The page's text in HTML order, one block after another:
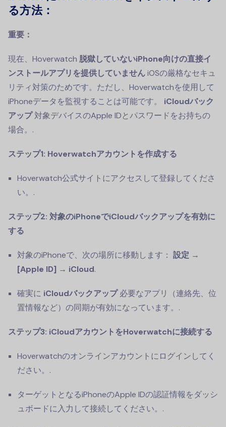
る方法：
重要：
現在、Hoverwatch 脱獄していないiPhone向けの直接イ
ンストールアプリを提供していませんiOSの厳格なセキュ
リティ対策のためです。ただし、Hoverwatchを使用して
iPhoneデータを監視することは可能です。 iCloudバック
アップ対象デバイスのApple IDとパスワードをお持ちの
場合。.
ステップ1: Hoverwatchアカウントを作成する
Hoverwatch公式サイトにアクセスして登録してくださ
い。.
ステップ2: 対象のiPhoneでiCloudバックアップを有効に
する
対象のiPhoneで、次の場所に移動します： 設定 →
[Apple ID] → iCloud.
確実に iCloudバックアップ必要なアプリ（連絡先、位
置情報など）の同期が有効になっています。.
ステップ3: iCloudアカウントをHoverwatchに接続する
Hoverwatchのオンラインアカウントにログインしてく
ださい。.
ターゲットとなるiPhoneのApple IDの認証情報をダッシ
ュボードに入力して接続してください。.